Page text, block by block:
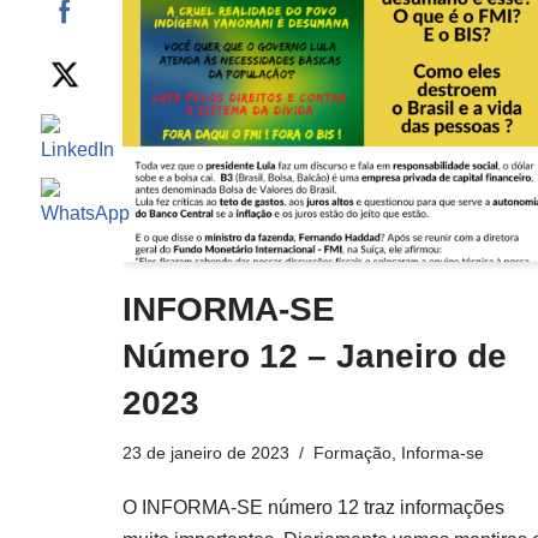
INFORMA-SE
Número 12 – Janeiro de
2023
23 de janeiro de 2023 Formação Informa-se
O INFORMA-SE número 12 traz informações